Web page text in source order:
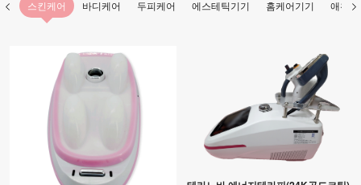
스킨케어 바디케어 두피케어 에스테틱기기 홈케어기기 애완